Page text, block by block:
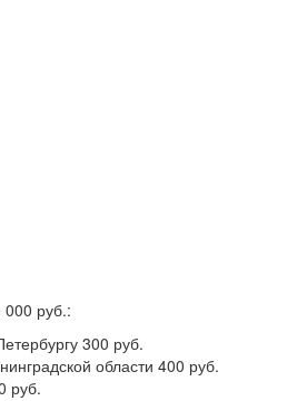
000 руб.:
300 руб.
области 400 руб.
руб.